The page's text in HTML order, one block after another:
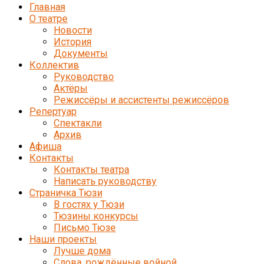
Главная
О театре
Новости
История
Документы
Коллектив
Руководство
Актёры
Режиссёры и ассистенты режиссёров
Репертуар
Спектакли
Архив
Афиша
Контакты
Контакты театра
Написать руководству
Страничка Тюзи
В гостях у Тюзи
Тюзины конкурсы
Письмо Тюзе
Наши проекты
Лучше дома